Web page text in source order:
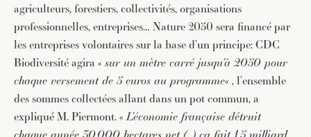
agriculteurs, forestiers, collectivités, organisations
professionnelles, entreprises… Nature 2050 sera financé par
les entreprises volontaires sur la base d’un principe: CDC
Biodiversité agira « sur un mètre carré jusqu’à 2050 pour
chaque versement de 5 euros au programme« , l’ensemble
des sommes collectées allant dans un pot commun, a
expliqué M. Piermont. «L’économie française détruit